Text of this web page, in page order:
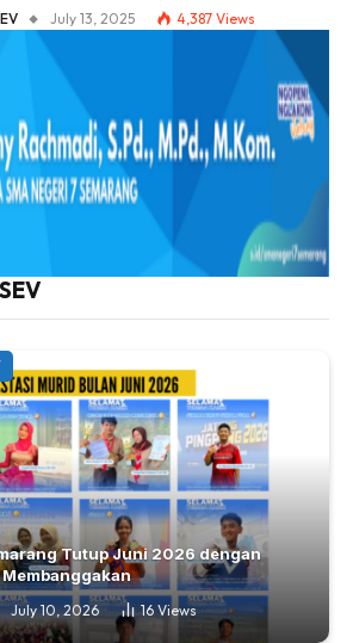
July 13, 2025 4,387 Views
Tutup Juni 2026 dengan
July 10, 2026 16 Views